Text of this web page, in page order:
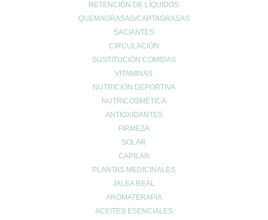
RETENCIÓN DE LÍQUIDOS
QUEMAGRASAS/CAPTAGRASAS
SACIANTES
CIRCULACIÓN
SUSTITUCIÓN COMIDAS
VITAMINAS
NUTRICIÓN DEPORTIVA
NUTRICOSMÉTICA
ANTIOXIDANTES
FIRMEZA
SOLAR
CAPILAR
PLANTAS MEDICINALES
JALEA REAL
AROMATERAPIA
ACEITES ESENCIALES
MI ESPACIO
Cuenta de usuario
Finalizar compra
INFO LEGAL